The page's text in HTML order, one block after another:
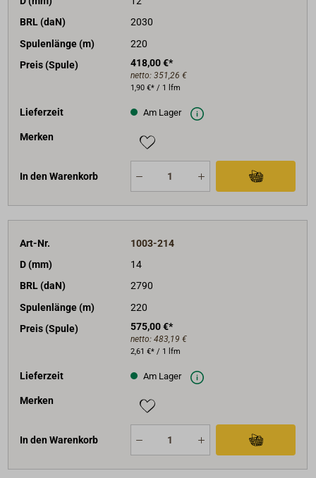
BRL (daN)
2030
Spulenlänge (m)
220
Preis (Spule)
418,00 €*
netto: 351,26 €
1,90 €* / 1 lfm
Lieferzeit Am Lager
Merken
In den Warenkorb
Art-Nr.
1003-214
D (mm)
14
BRL (daN)
2790
Spulenlänge (m)
220
Preis (Spule)
575,00 €*
netto: 483,19 €
2,61 €* / 1 lfm
Lieferzeit Am Lager
Merken
In den Warenkorb